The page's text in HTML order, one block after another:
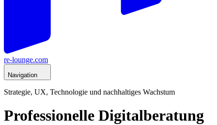
re-lounge.com
Navigation
Strategie, UX, Technologie und nachhaltiges Wachstum
Professionelle Digitalberatung